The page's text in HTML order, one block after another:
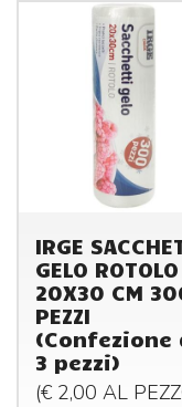
IRGE
GELO ROTOLO
20X30 CM
PEZZI
(Confezione
3 pezzi)
(€ 2,00 AL